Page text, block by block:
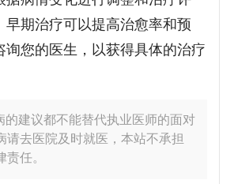
早期治疗可以提高治愈率和预
询您的医生，以获得具体的治疗
的建议都不能替代执业医师的面对
请去医院及时就医，本站不承担
任。